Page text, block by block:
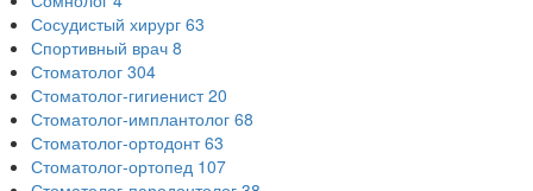
Сосудистый хирург 63
Спортивный врач 8
Стоматолог 304
Стоматолог-гигиенист 20
Стоматолог-имплантолог 68
Стоматолог-ортодонт 63
Стоматолог-ортопед 107